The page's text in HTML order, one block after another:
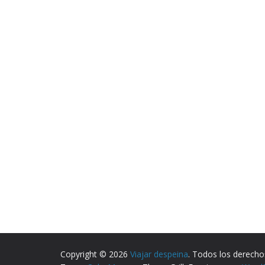
Copyright © 2026 Viajar despeina. Todos los